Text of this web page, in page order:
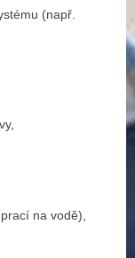
(např.
na vodě),